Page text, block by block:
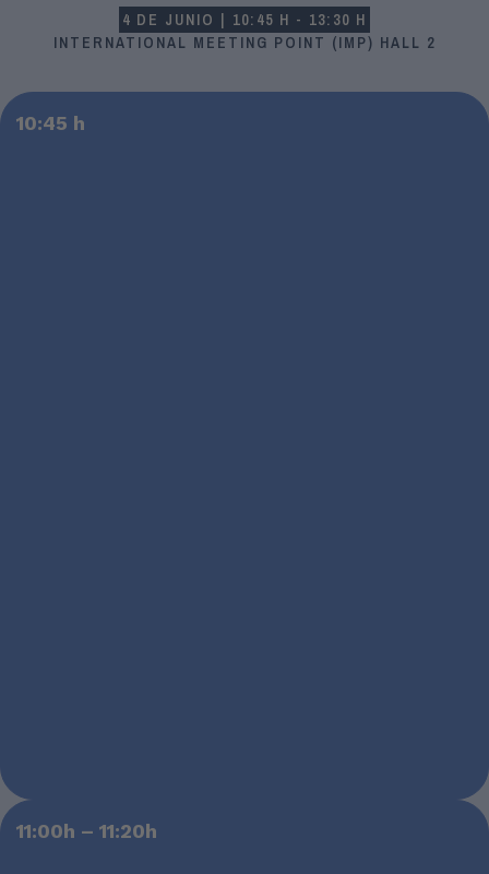
4 DE JUNIO | 10:45 H - 13:30 H
INTERNATIONAL MEETING POINT (IMP) HALL 2
10:45 h
11:00h – 11:20h